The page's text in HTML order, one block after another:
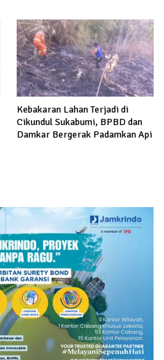
Kebakaran Lahan Terjadi di
Cikundul Sukabumi, BPBD dan
Damkar Bergerak Padamkan Api